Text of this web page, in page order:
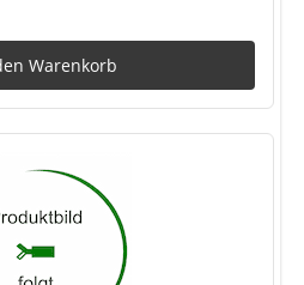
Warenkorb